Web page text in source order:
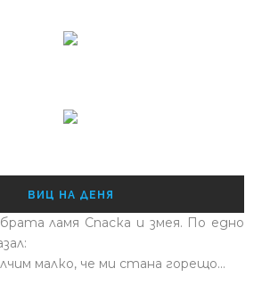
ВИЦ НА ДЕНЯ
ламя Спаска и змея. По едно
малко, че ми стана горещо...